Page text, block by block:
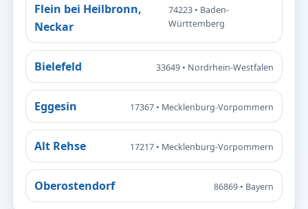
Flein bei Heilbronn,
Neckar
74223 • Baden-
Württemberg
Bielefeld 33649 • Nordrhein-Westfalen
Eggesin 17367 • Mecklenburg-Vorpommern
Alt Rehse 17217 • Mecklenburg-Vorpommern
Oberostendorf 86869 • Bayern